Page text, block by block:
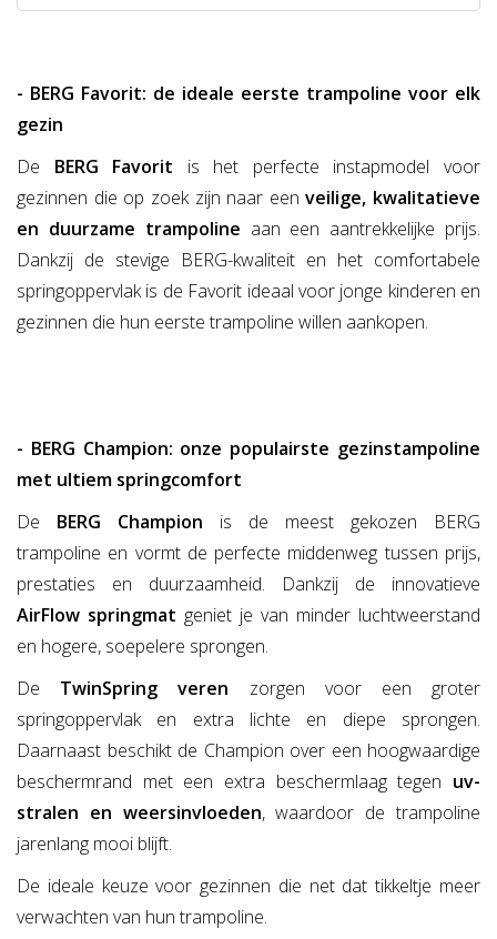
- BERG Favorit: de ideale eerste trampoline voor elk
gezin
De BERG Favorit is het perfecte instapmodel voor
gezinnen die op zoek zijn naar eenveilige, kwalitatieve
en duurzame trampoline aan een aantrekkelijke prijs.
Dankzij de stevige BERG-kwaliteit en het comfortabele
springoppervlak is de Favorit ideaal voor jonge kinderen en
gezinnen die hun eerste trampoline willen aankopen.
- BERG Champion: onze populairste gezinstampoline
met ultiem springcomfort
De BERG Champion is de meest gekozen BERG
trampoline en vormt de perfecte middenweg tussen prijs,
prestaties en duurzaamheid. Dankzij de innovatieve
AirFlow springmat geniet je van minder luchtweerstand
en hogere, soepelere sprongen.
De TwinSpring veren zorgen voor een groter
springoppervlak en extra lichte en diepe sprongen.
Daarnaast beschikt de Champion over een hoogwaardige
beschermrand met een extra beschermlaag tegen uv-
stralen en weersinvloeden, waardoor de trampoline
jarenlang mooi blijft.
De ideale keuze voor gezinnen die net dat tikkeltje meer
verwachten van hun trampoline.